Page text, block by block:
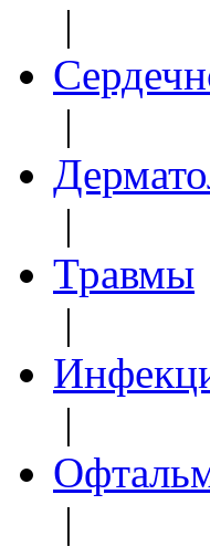
|
|
|
Травмы
|
|
|